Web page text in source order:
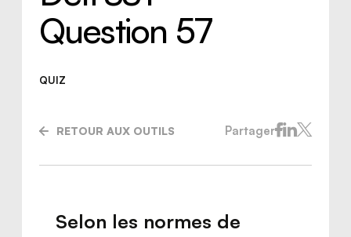
RMPPÉ
Question 57
QUIZ
RETOUR AUX OUTILS Partager
Selon les normes de